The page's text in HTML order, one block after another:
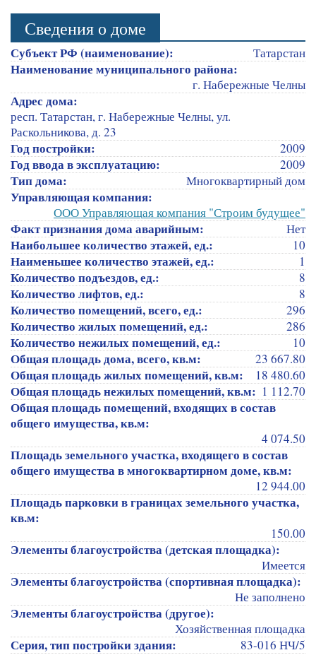
Сведения о доме
Субъект РФ (наименование): Татарстан
Наименование муниципального района:
г. Набережные Челны
Адрес дома:
респ. Татарстан, г. Набережные Челны, ул.
Раскольникова, д. 23
Год постройки: 2009
Год ввода в эксплуатацию: 2009
Тип дома: Многоквартирный дом
Управляющая компания:
ООО Управляющая компания "Строим будущее"
Факт признания дома аварийным: Нет
Наибольшее количество этажей, ед.: 10
Наименьшее количество этажей, ед.: 1
Количество подъездов, ед.: 8
Количество лифтов, ед.: 8
Количество помещений, всего, ед.: 296
Количество жилых помещений, ед.: 286
Количество нежилых помещений, ед.: 10
Общая площадь дома, всего, кв.м: 23 667.80
Общая площадь жилых помещений, кв.м: 18 480.60
Общая площадь нежилых помещений, кв.м: 1 112.70
Общая площадь помещений, входящих в состав
общего имущества, кв.м:
4 074.50
Площадь земельного участка, входящего в состав
общего имущества в многоквартирном доме, кв.м:
12 944.00
Площадь парковки в границах земельного участка,
кв.м:
150.00
Элементы благоустройства (детская площадка):
Имеется
Элементы благоустройства (спортивная площадка):
Не заполнено
Элементы благоустройства (другое):
Хозяйственная площадка
Серия, тип постройки здания: 83-016 НЧ/5